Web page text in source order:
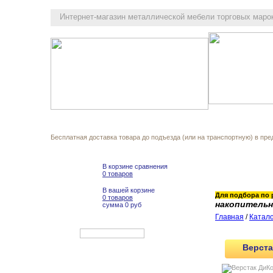
Интернет-магазин металлической мебели торговых
Бесплатная доставка товара до подъезда (или на транспортную) в
В корзине сравнения
0 товаров
В вашей корзине
0 товаров
сумма 0 руб
Для подбора по
Главная /